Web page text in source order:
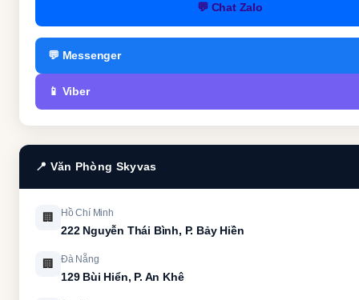
💬 Chat Zalo
💬 Messenger
📱 Viber
📍 Văn Phòng Skyvas
🏢 Hồ Chí Minh
222 Nguyễn Thái Bình, P. Bảy Hiền
🏢 Đà Nẵng
129 Bùi Hiển, P. An Khê